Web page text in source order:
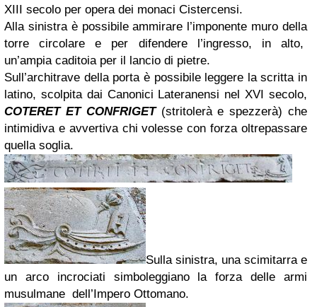
XIII secolo per opera dei monaci Cistercensi.
Alla sinistra è possibile ammirare l’imponente muro della
torre circolare e per difendere l’ingresso, in alto,
un’ampia caditoia per il lancio di pietre.
Sull’architrave della porta è possibile leggere la scritta in
latino, scolpita dai Canonici Lateranensi nel XVI secolo,
COTERET ET CONFRIGET(stritolerà e spezzerà) che
intimidiva e avvertiva chi volesse con forza oltrepassare
quella soglia.
Sulla sinistra, una scimitarra e
un arco incrociati simboleggiano la forza delle armi
musulmane dell’Impero Ottomano.